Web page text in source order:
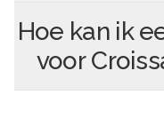
Hoe kan ik
voor